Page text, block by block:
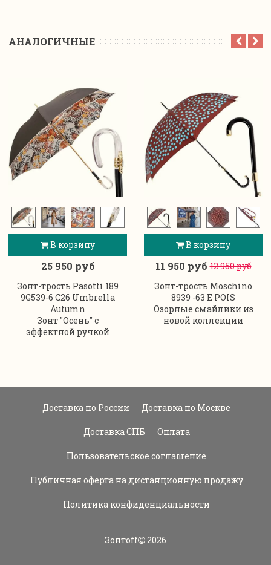
АНАЛОГИЧНЫЕ
В корзину
25 950 руб
Зонт-трость Pasotti 189
9G539-6 C26 Umbrella
Autumn
Зонт "Осень" с
эффектной ручкой
В корзину
11 950 руб12 950 руб
Зонт-трость Moschino
8939 -63 E POIS
Озорные смайлики из
новой коллекции
Доставка по России Доставка по Москве
Доставка СПБ Оплата
Пользовательское соглашение
Публичная оферта на дистанционную продажу
Политика конфиденциальности
Зонтoff 2026